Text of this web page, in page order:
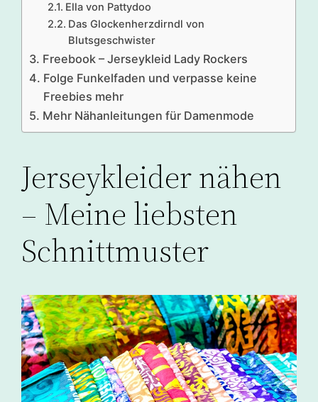
Ella von Pattydoo
Das Glockenherzdirndl von
Blutsgeschwister
Freebook – Jerseykleid Lady Rockers
Folge Funkelfaden und verpasse keine
Freebies mehr
Mehr Nähanleitungen für Damenmode
Jerseykleider nähen
– Meine liebsten
Schnittmuster